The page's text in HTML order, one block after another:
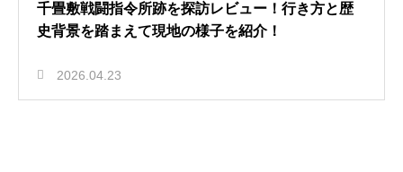
千畳敷戦闘指令所跡を探訪レビュー！行き方と歴
史背景を踏まえて現地の様子を紹介！
2026.04.23